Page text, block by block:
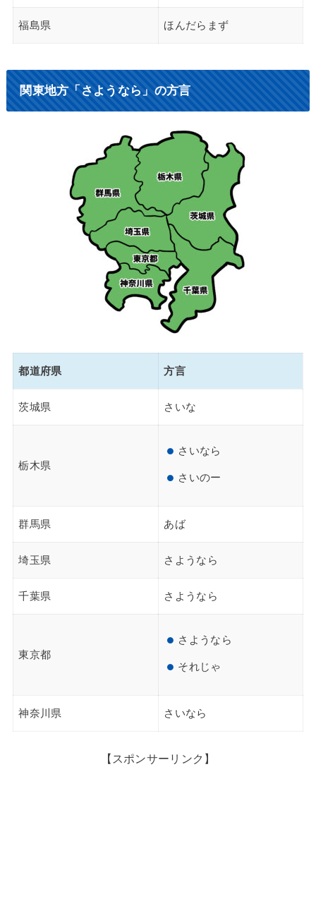
福島県 ほんだらまず
関東地方「さようなら」の方言
都道府県 方言
茨城県 さいな
栃木県
さいなら
さいのー
群馬県 あば
埼玉県 さようなら
千葉県 さようなら
東京都
さようなら
それじゃ
神奈川県 さいなら
【スポンサーリンク】